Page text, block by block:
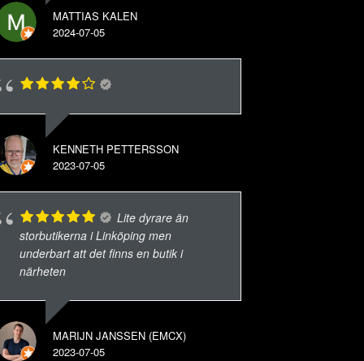
MATTIAS KALEN
2024-07-05
KENNETH PETTERSSON
2023-07-05
Lite dyrare än
storbutikerna i Linköping men
underbart att det finns en butik i
närheten
MARIJN JANSSEN (EMCX)
2023-07-05